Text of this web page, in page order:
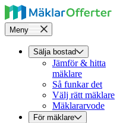
Meny
Sälja bostad
Jämför & hitta
mäklare
Så funkar det
Välj rätt mäklare
Mäklararvode
För mäklare